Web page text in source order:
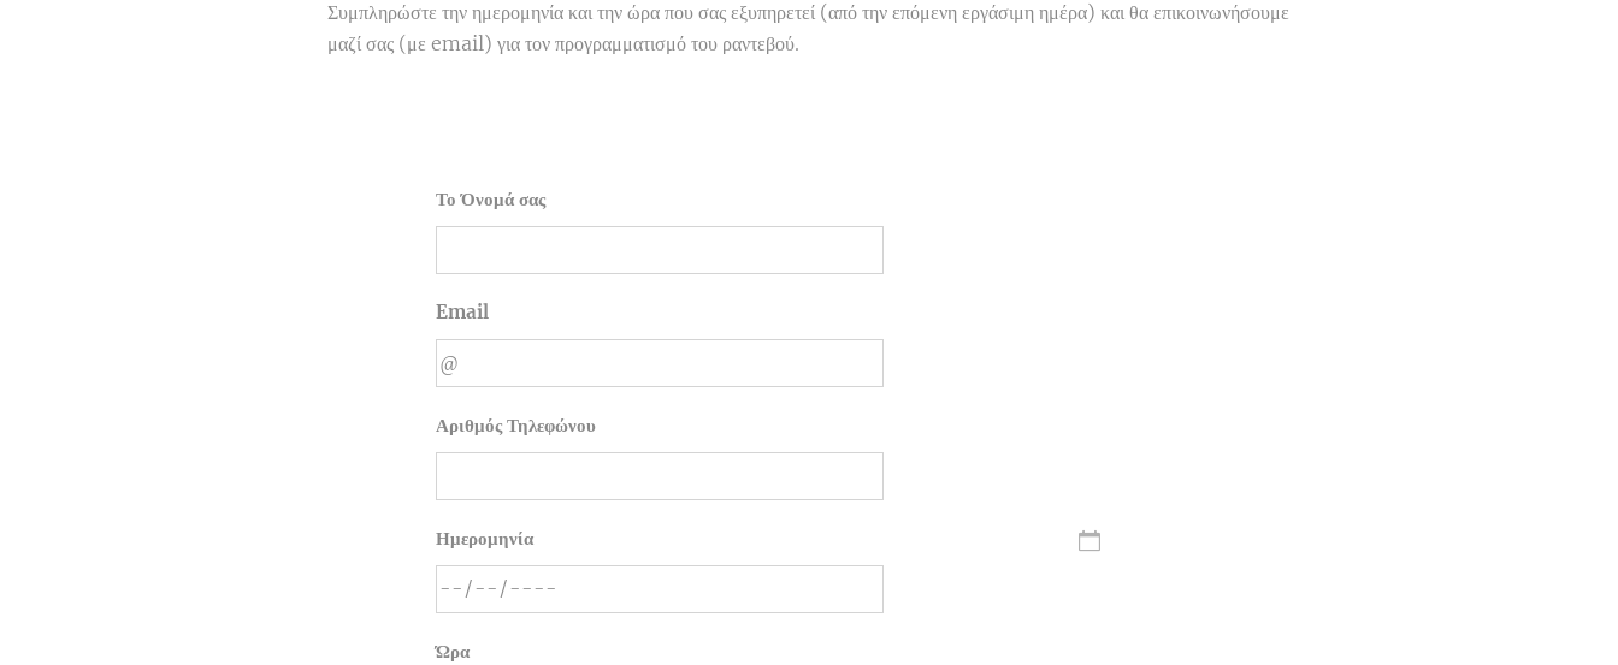
Συμπληρώστε την ημερομηνία και την ώρα που σας εξυπηρετεί (από την επόμενη εργάσιμη ημέρα) και θα επικοινωνήσουμε
μαζί σας (με email) για τον προγραμματισμό του ραντεβού.
Το Όνομά σας
Email
Αριθμός Τηλεφώνου
Ημερομηνία
Ώρα